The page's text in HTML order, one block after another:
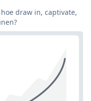
draw in, captivate,